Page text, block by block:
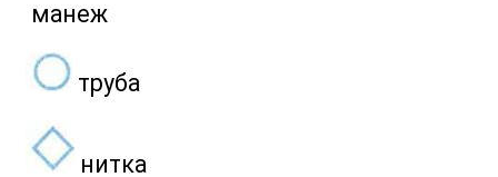
манеж
труба
нитка